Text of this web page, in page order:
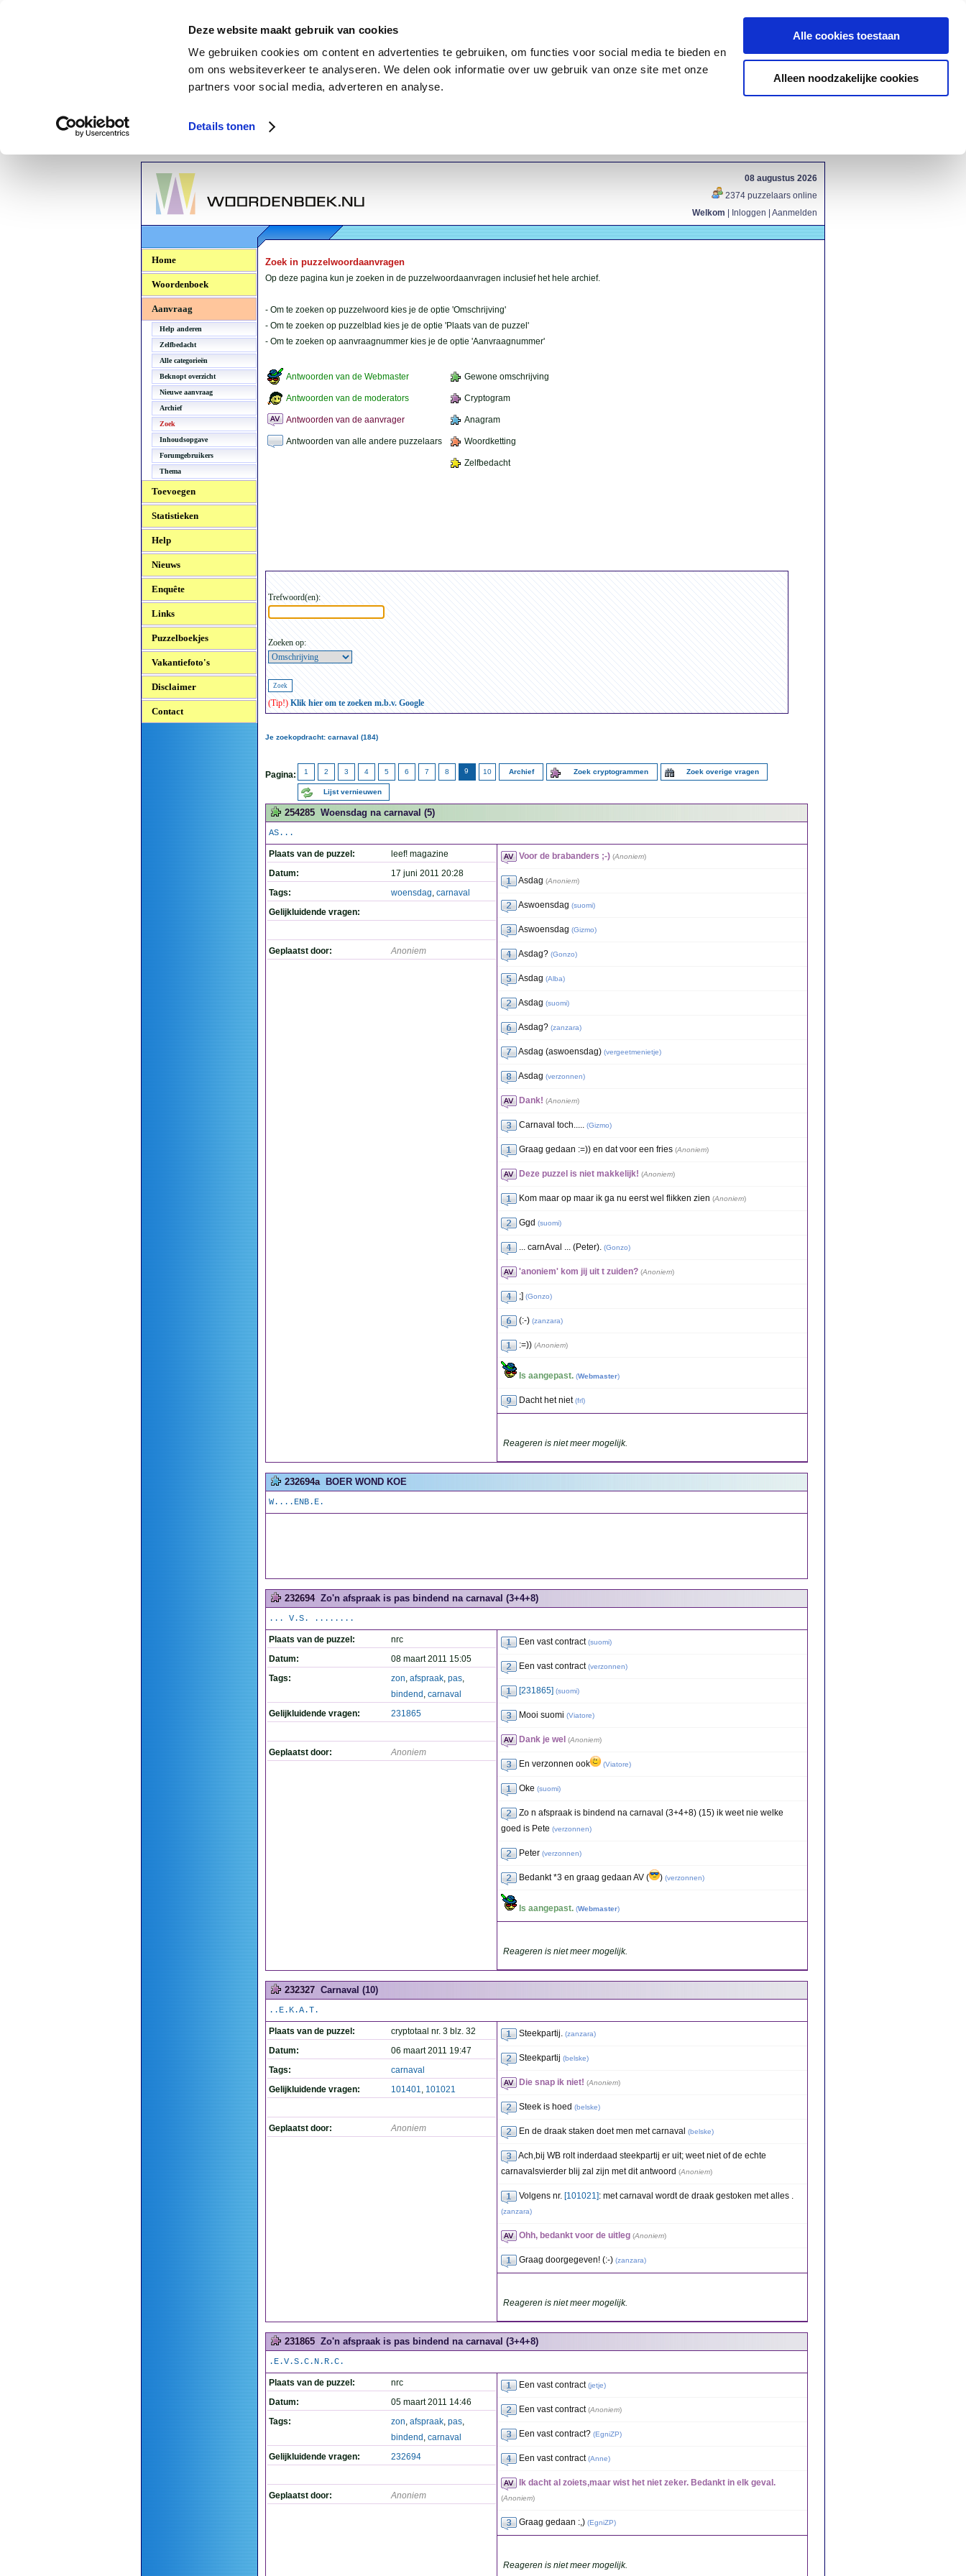
Deze website maakt gebruik van cookies
We gebruiken cookies om content en advertenties te gebruiken, om functies voor social media te bieden en
om ons websiteverkeer te analyseren. We delen ook informatie over uw gebruik van onze site met onze
partners voor social media, adverteren en analyse.
Details tonen
Alle cookies toestaan
Alleen noodzakelijke cookies
Woordenboek.NU
08 augustus 2026
2374 puzzelaars online
Welkom
Inloggen Aanmelden
Home
Woordenboek
Aanvraag
Help anderen
Zelfbedacht
Alle categorieën
Beknopt overzicht
Nieuwe aanvraag
Archief
Zoek
Inhoudsopgave
Forumgebruikers
Thema
Toevoegen
Statistieken
Help
Nieuws
Enquête
Links
Puzzelboekjes
Vakantiefoto's
Disclaimer
Contact
Zoek in puzzelwoordaanvragen
Op deze pagina kun je zoeken in de puzzelwoordaanvragen inclusief het hele archief.
- Om te zoeken op puzzelwoord kies je de optie 'Omschrijving'
- Om te zoeken op puzzelblad kies je de optie 'Plaats van de puzzel'
- Om te zoeken op aanvraagnummer kies je de optie 'Aanvraagnummer'
Antwoorden van de Webmaster Gewone omschrijving
Antwoorden van de moderators Cryptogram
Antwoorden van de aanvrager Anagram
Antwoorden van alle andere puzzelaars Woordketting
Zelfbedacht
Trefwoord(en):
Zoeken op:
(Tip!) Klik hier om te zoeken m.b.v. Google
Je zoekopdracht: carnaval (184)
Pagina: 1 2 3 4 5 6 7 8 9 10 Archief Zoek cryptogrammen Zoek overige vragen
Lijst vernieuwen
254285 Woensdag na carnaval (5)
AS...
Plaats van de puzzel:
leef! magazine
Datum:
17 juni 2011 20:28
Tags:
woensdag, carnaval
Gelijkluidende vragen:
Geplaatst door: Anoniem
Voor de brabanders ;-) (Anoniem)
Asdag (Anoniem)
Aswoensdag (suomi)
Aswoensdag (Gizmo)
Asdag? (Gonzo)
Asdag (Alba)
Asdag (suomi)
Asdag? (zanzara)
Asdag (aswoensdag) (vergeetmenietje)
Asdag (verzonnen)
Dank! (Anoniem)
Carnaval toch..... (Gizmo)
Graag gedaan :=)) en dat voor een fries (Anoniem)
Deze puzzel is niet makkelijk! (Anoniem)
Kom maar op maar ik ga nu eerst wel flikken zien (Anoniem)
Ggd (suomi)
... carnAval ... (Peter). (Gonzo)
'anoniem' kom jij uit t zuiden? (Anoniem)
;] (Gonzo)
(:-) (zanzara)
:=)) (Anoniem)
Is aangepast. (Webmaster)
Dacht het niet (frl)
Reageren is niet meer mogelijk.
232694a BOER WOND KOE
W....ENB.E.
232694 Zo'n afspraak is pas bindend na carnaval (3+4+8)
... V.S. ........
Plaats van de puzzel:
nrc
Datum:
08 maart 2011 15:05
Tags:
zon, afspraak, pas,
bindend , carnaval
Gelijkluidende vragen:
231865
Geplaatst door: Anoniem
Een vast contract (suomi)
Een vast contract (verzonnen)
[231865] (suomi)
Mooi suomi (Viatore)
Dank je wel (Anoniem)
En verzonnen ook (Viatore)
Oke (suomi)
Zo n afspraak is bindend na carnaval (3+4+8) (15) ik weet nie welke
goed is Pete (verzonnen)
Peter (verzonnen)
Bedankt *3 en graag gedaan AV ( ) (verzonnen)
Is aangepast. (Webmaster)
Reageren is niet meer mogelijk.
232327 Carnaval (10)
..E.K.A.T.
Plaats van de puzzel:
cryptotaal nr. 3 blz. 32
Datum:
06 maart 2011 19:47
Tags:
carnaval
Gelijkluidende vragen:
101401, 101021
Geplaatst door: Anoniem
Steekpartij. (zanzara)
Steekpartij (belske)
Die snap ik niet! (Anoniem)
Steek is hoed (belske)
En de draak staken doet men met carnaval (belske)
Ach,bij WB rolt inderdaad steekpartij er uit; weet niet of de echte
carnavalsvierder blij zal zijn met dit antwoord (Anoniem)
Volgens nr. [101021]: met carnaval wordt de draak gestoken met alles .
(zanzara)
Ohh, bedankt voor de uitleg (Anoniem)
Graag doorgegeven! (:-) (zanzara)
Reageren is niet meer mogelijk.
231865 Zo'n afspraak is pas bindend na carnaval (3+4+8)
.E.V.S.C.N.R.C.
Plaats van de puzzel:
nrc
Datum:
05 maart 2011 14:46
Tags:
zon, afspraak, pas,
bindend , carnaval
Gelijkluidende vragen:
232694
Geplaatst door: Anoniem
Een vast contract (jetje)
Een vast contract (Anoniem)
Een vast contract? (EgniZP)
Een vast contract (Anne)
Ik dacht al zoiets,maar wist het niet zeker. Bedankt in elk geval.
(Anoniem)
Graag gedaan :,) (EgniZP)
Reageren is niet meer mogelijk.